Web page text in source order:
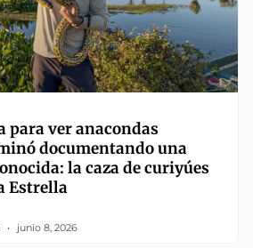
para ver anacondas
documentando una
la caza de curiyúes
Estrella
junio 8, 2026